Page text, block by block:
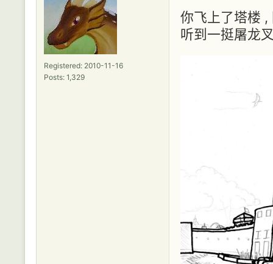
Registered: 2010-11-16
Posts: 1,329
你飞上了塔楼 ,
听到一挺屠龙